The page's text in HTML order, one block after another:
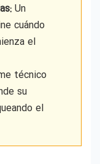
Un
cuándo
el
técnico
su
el